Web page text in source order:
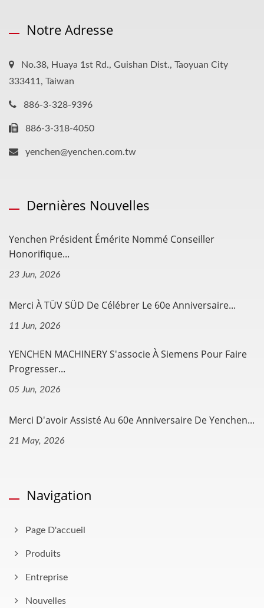
Notre Adresse
No.38, Huaya 1st Rd., Guishan Dist., Taoyuan City
333411, Taiwan
886-3-328-9396
886-3-318-4050
yenchen@yenchen.com.tw
Dernières Nouvelles
Yenchen Président Émérite Nommé Conseiller
Honorifique...
23 Jun, 2026
Merci À TÜV SÜD De Célébrer Le 60e Anniversaire...
11 Jun, 2026
YENCHEN MACHINERY S'associe À Siemens Pour Faire
Progresser...
05 Jun, 2026
Merci D'avoir Assisté Au 60e Anniversaire De Yenchen...
21 May, 2026
Navigation
Page D'accueil
Produits
Entreprise
Nouvelles